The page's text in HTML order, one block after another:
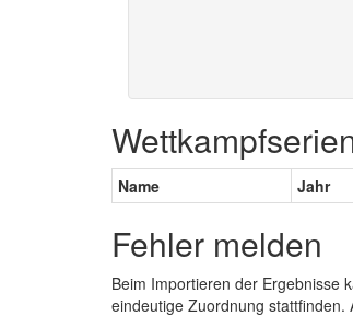
Name Jahr
Fehler melden
Beim Importieren der Ergebnisse
eindeutige Zuordnung